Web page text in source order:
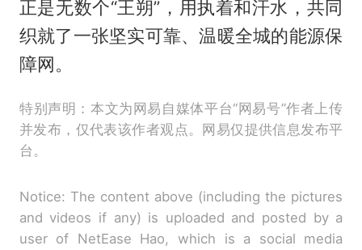
正是无数个“王朔”，用执着和汗水，共同
织就了一张坚实可靠、温暖全城的能源保
障网。
特别声明：本文为网易自媒体平台“网易号”作者上传
并发布，仅代表该作者观点。网易仅提供信息发布平
台。
Notice: The content above (including the pictures
and videos if any) is uploaded and posted by a
user of NetEase Hao, which is a social media